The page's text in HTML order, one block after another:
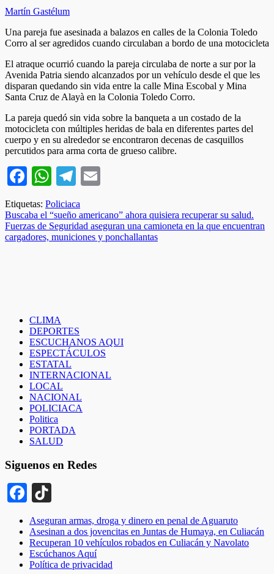
Martín Gastélum
Una pareja fue asesinada a balazos en calles de la Colonia Toledo
Corro al ser agredidos cuando circulaban a bordo de una motocicleta
El atraque ocurrió cuando la pareja circulaba de norte a sur por la
Avenida Patria siendo alcanzados por un vehículo desde el que les
disparan quedando sin vida entre la calle Mina Escobal y Mina
Santa Cruz de Alayà en la Colonia Toledo Corro.
La pareja quedó sin vida sobre la banqueta a un costado de la
motocicleta con múltiples heridas de bala en diferentes partes del
cuerpo y en su alrededor se encontraron decenas de casquillos
percutidos para arma corta de grueso calibre.
Facebook
WhatsApp
Telegram
Etiquetas: Policiaca
Navegación
de
Buscaba el “sueño americano” ahora quisiera recuperar su salud.
Fuerzas de Seguridad aseguran una camioneta en la que encuentran
cargadores, municiones y ponchallantas
CLIMA
DEPORTES
ESCUCHANOS AQUI
ESPECTÁCULOS
ESTATAL
INTERNACIONAL
LOCAL
NACIONAL
POLICIACA
Politica
PORTADA
SALUD
Siguenos en Redes
Facebook
Aseguran armas, droga y dinero en penal de Aguaruto
Asesinan a dos jovencitas en Juntas de Humaya, en Culiacán
Recuperan 10 vehículos robados en Culiacán y Navolato
Escúchanos Aquí
Política de privacidad